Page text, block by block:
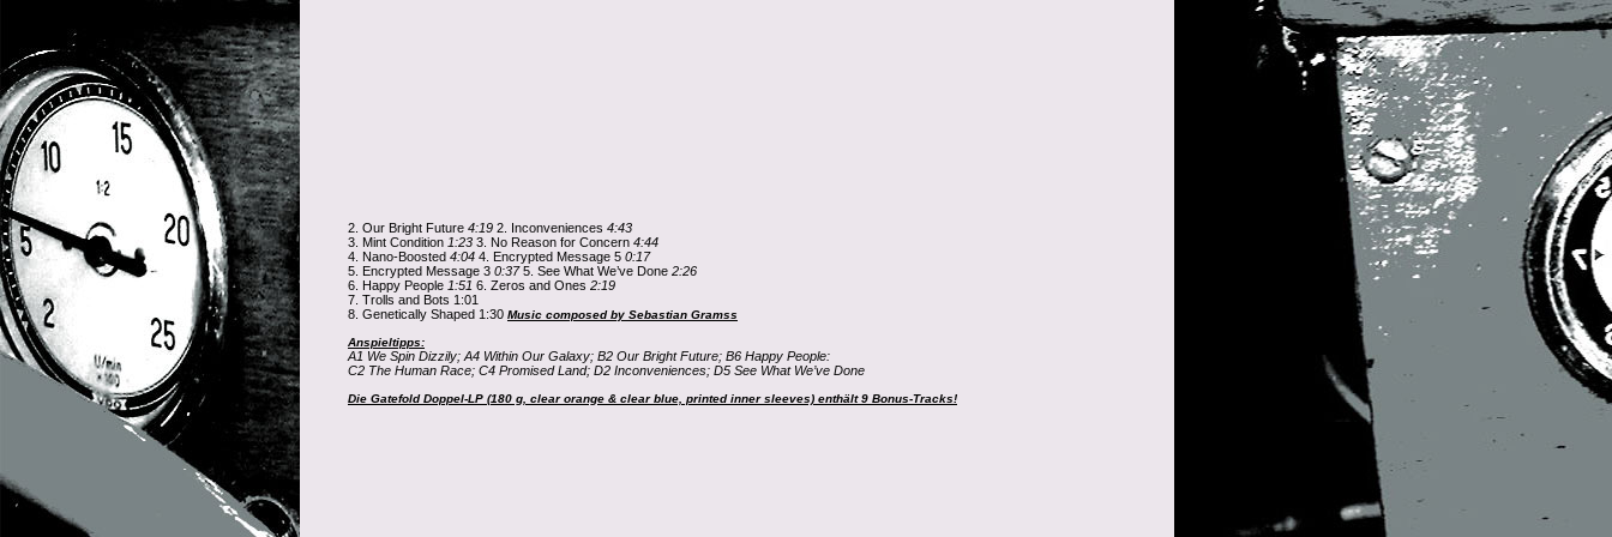
2. Our Bright Future 4:19 2. Inconveniences 4:43
3. Mint Condition 1:23 3. No Reason for Concern 4:44
4. Nano-Boosted 4:04 4. Encrypted Message 5 0:17
5. Encrypted Message 3 0:375. See What We’ve Done 2:26
6. Happy People 1:51 6. Zeros and Ones 2:19
7. Trolls and Bots 1:01
8. Genetically Shaped 1:30 Music composed by Sebastian Gramss
Anspieltipps:
A1 We Spin Dizzily; A4 Within Our Galaxy; B2 Our Bright Future; B6 Happy People:
C2 The Human Race; C4 Promised Land; D2 Inconveniences; D5 See What We’ve Done
Die Gatefold Doppel-LP (180 g, clear orange & clear blue, printed inner sleeves) enthält 9 Bonus-Tracks!